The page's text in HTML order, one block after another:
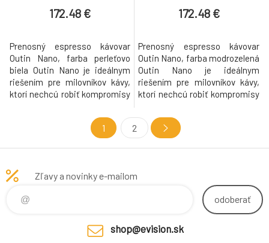
172.48 €
Prenosný espresso kávovar
Outin Nano, farba perleťovo
biela Outin Nano je ideálnym
riešením pre milovníkov kávy,
ktorí nechcú robiť kompromisy
mobilitou. Jeho robustný
výkon, flexibilita pri príprave a
kompaktný dizajn z neho robia
kvalitnú kávu kde
172.48 €
Prenosný espresso kávovar
Outin Nano, farba modrozelená
Outin Nano je ideálnym
riešením pre milovníkov kávy,
ktorí nechcú robiť kompromisy
mobilitou. Jeho robustný
výkon, flexibilita pri príprave a
kompaktný dizajn z neho robia
1 2
Zľavy a novinky e-mailom
odoberať
shop@evision.sk